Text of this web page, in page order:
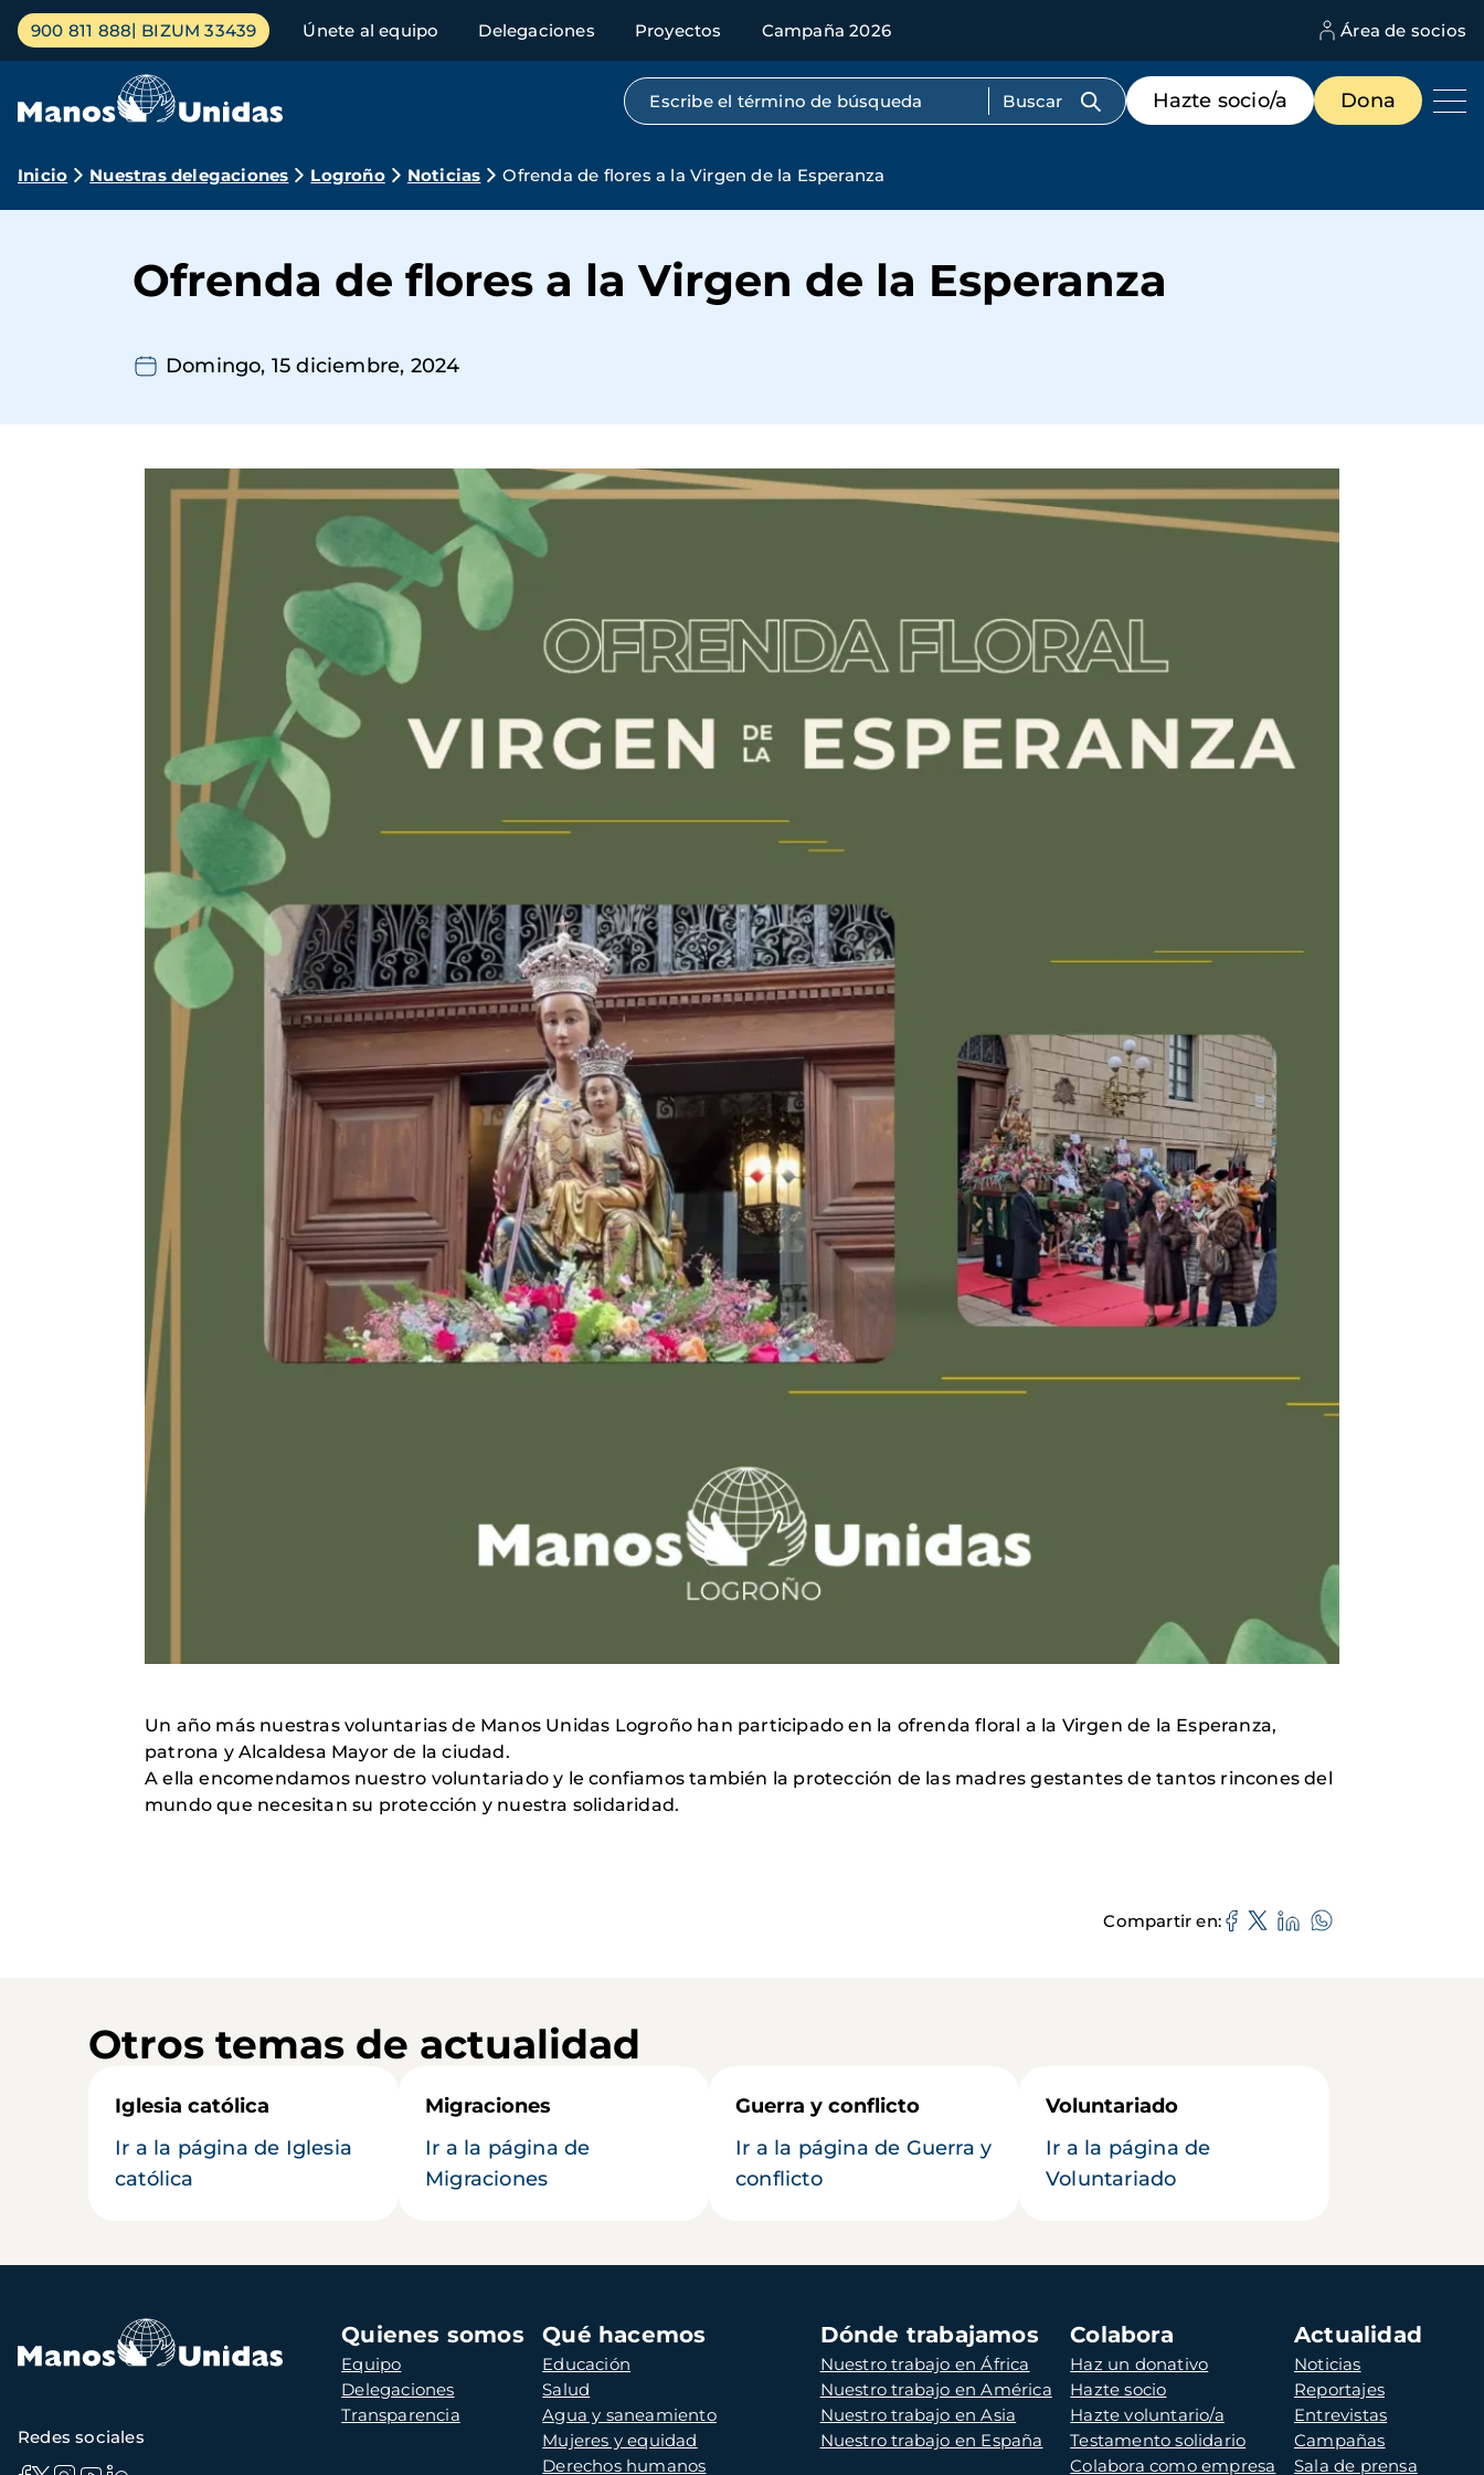
Pasar
contenido
Menú
principal
900 811 888 BIZUM 33439 Únete al equipo Delegaciones Proyectos Campaña 2026 Área de socios
Búsqueda por texto completo
Menú
de
destacados
Hazte socio/a Dona
Ruta
navegación
Inicio Nuestras delegaciones Logroño Noticias Ofrenda de flores a la Virgen de la Esperanza
Ofrenda de flores a la Virgen de la Esperanza
Domingo, 15 diciembre, 2024
Un año más nuestras voluntarias de Manos Unidas Logroño han participado en la ofrenda floral a la Virgen de la Esperanza,
patrona y Alcaldesa Mayor de la ciudad.
A ella encomendamos nuestro voluntariado y le confiamos también la protección de las madres gestantes de tantos rincones del
mundo que necesitan su protección y nuestra solidaridad.
Compartir en
Otros temas de actualidad
Iglesia católica
Ir a la página de Iglesia
católica
Migraciones
Ir a la página de
Migraciones
Guerra y conflicto
Ir a la página de Guerra y
conflicto
Voluntariado
Ir a la página de
Voluntariado
Navegación
principal
Quienes somos
Equipo
Delegaciones
Transparencia
Qué hacemos
Educación
Salud
Agua y saneamiento
Mujeres y equidad
Derechos humanos
Dónde trabajamos
Nuestro trabajo en África
Nuestro trabajo en América
Nuestro trabajo en Asia
Nuestro trabajo en España
Colabora
Haz un donativo
Hazte socio
Hazte voluntario/a
Testamento solidario
Colabora como empresa
Actualidad
Noticias
Reportajes
Entrevistas
Campañas
Sala de prensa
Redes sociales